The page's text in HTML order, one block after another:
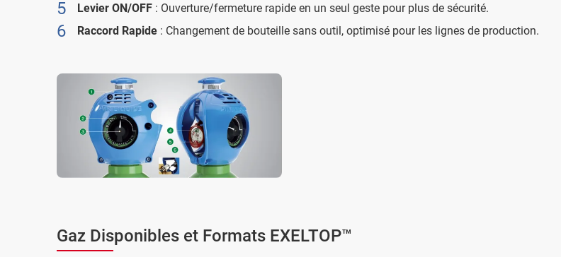
Levier ON/OFF : Ouverture/fermeture rapide en un seul geste pour plus de sécurité.
Raccord Rapide : Changement de bouteille sans outil, optimisé pour les lignes de production.
Gaz Disponibles et Formats EXELTOP™